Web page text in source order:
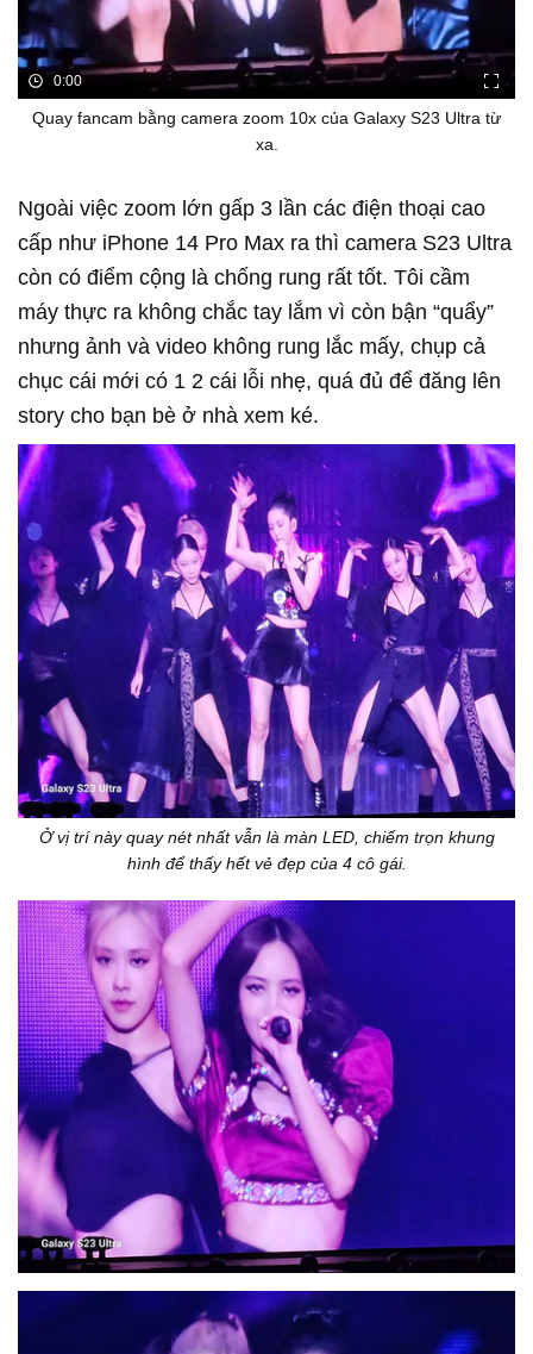
0:00
Quay fancam bằng camera zoom 10x của Galaxy S23 Ultra từ
xa.
Ngoài việc zoom lớn gấp 3 lần các điện thoại cao
cấp như iPhone 14 Pro Max ra thì camera S23 Ultra
còn có điểm cộng là chống rung rất tốt. Tôi cầm
máy thực ra không chắc tay lắm vì còn bận “quẩy”
nhưng ảnh và video không rung lắc mấy, chụp cả
chục cái mới có 1 2 cái lỗi nhẹ, quá đủ để đăng lên
story cho bạn bè ở nhà xem ké.
Ở vị trí này quay nét nhất vẫn là màn LED, chiếm trọn khung
hình để thấy hết vẻ đẹp của 4 cô gái.